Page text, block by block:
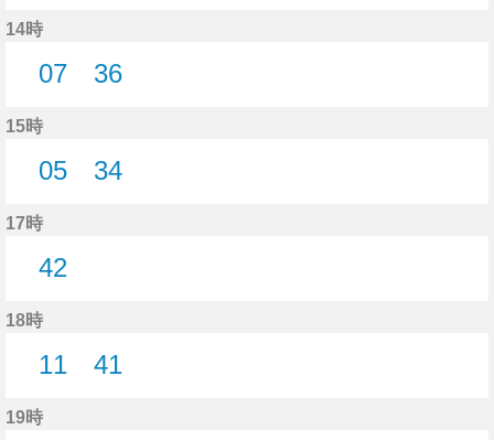
14時
07
36
15時
05
34
17時
42
18時
11
41
19時